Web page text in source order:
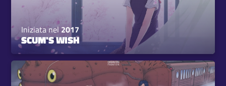
Iniziata nel2017
SCUM'S WISH